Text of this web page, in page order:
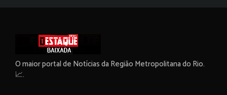
O maior portal de Notícias da Região Metropolitana do Rio.
📈.